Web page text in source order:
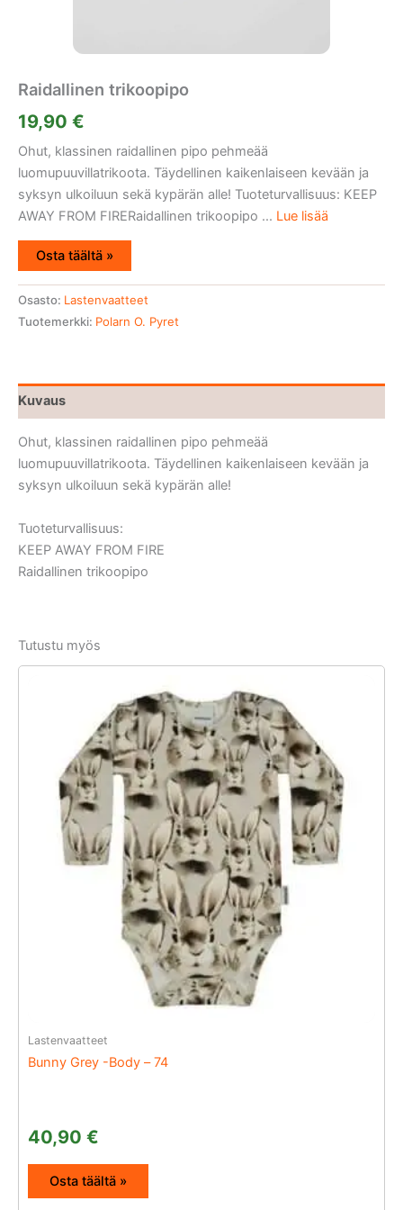
Raidallinen trikoopipo
19,90 €
Ohut, klassinen raidallinen pipo pehmeää
luomupuuvillatrikoota. Täydellinen kaikenlaiseen kevään ja
syksyn ulkoiluun sekä kypärän alle! Tuoteturvallisuus: KEEP
AWAY FROM FIRERaidallinen trikoopipo ... Lue lisää
Osta täältä »
Osasto: Lastenvaatteet
Tuotemerkki: Polarn O. Pyret
Kuvaus
Ohut, klassinen raidallinen pipo pehmeää
luomupuuvillatrikoota. Täydellinen kaikenlaiseen kevään ja
syksyn ulkoiluun sekä kypärän alle!
Tuoteturvallisuus:
KEEP AWAY FROM FIRE
Raidallinen trikoopipo
Tutustu myös
Lastenvaatteet
Bunny Grey -Body – 74
40,90 €
Osta täältä »